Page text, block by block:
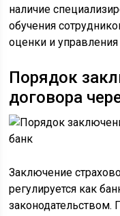
наличие
обучения
оценки и
Порядок
договора
Заключение
регулируется как
законодательством.